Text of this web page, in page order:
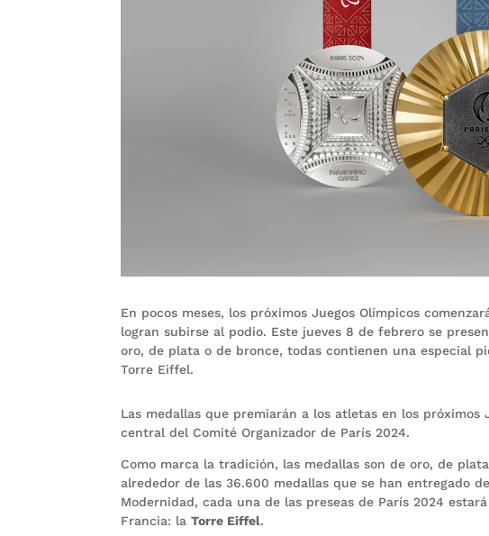
En pocos meses, los próximos Juegos Olímpicos
logran subirse al podio. Este jueves 8 de febrero se
oro, de plata o de bronce, todas contienen una especial
Torre Eiffel.
Las medallas que premiarán a los atletas en los
central del Comité Organizador de París 2024.
Como marca la tradición, las medallas son de oro, de
alrededor de las 36.600 medallas que se han entregado
Modernidad, cada una de las preseas de París 2024
Francia: laTorre Eiffel.